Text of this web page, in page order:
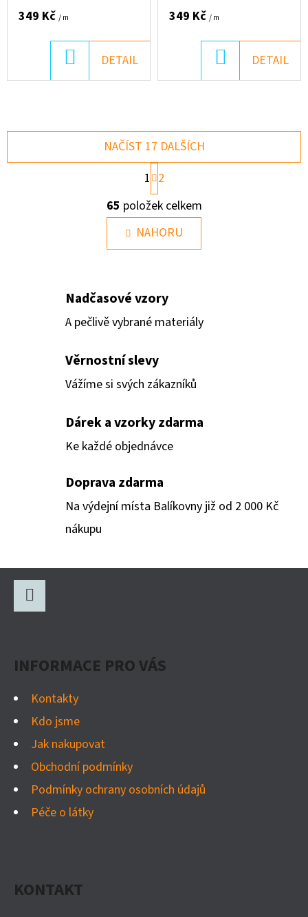
349 Kč / m
KOŠÍKU
DETAIL
349 Kč / m
KOŠÍKU
DETAIL
O
V
L
Á
C
Í
R
V
K
V
Ý
I
S
NAČÍST 17 DALŠÍCH
S
T
R
Á
N
K
O
Í
1 2
65 položek celkem
NAHORU
Nadčasové vzory
A pečlivě vybrané materiály
Věrnostní slevy
Vážíme si svých zákazníků
Dárek a vzorky zdarma
Ke každé objednávce
Doprava zdarma
Na výdejní místa Balíkovny již od 2 000 Kč
nákupu
INFORMACE PRO VÁS
Kontakty
Kdo jsme
Jak nakupovat
Obchodní podmínky
Podmínky ochrany osobních údajů
Péče o látky
KONTAKT